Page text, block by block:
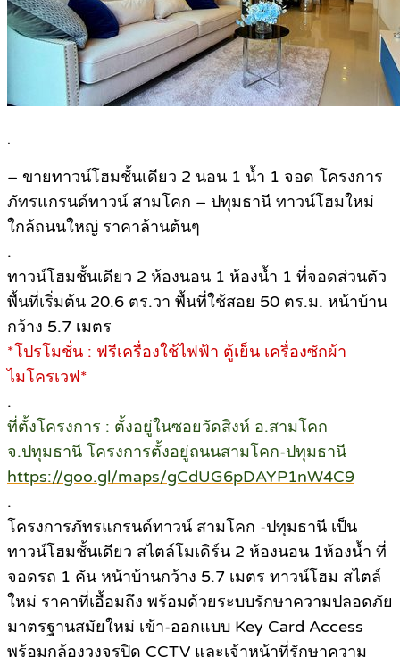
.
– ขายทาวน์โฮมชั้นเดียว 2 นอน 1 น้ำ 1 จอด โครงการ
ภัทรแกรนด์ทาวน์ สามโคก – ปทุมธานี ทาวน์โฮมใหม่
ใกล้ถนนใหญ่ ราคาล้านต้นๆ
.
ทาวน์โฮมชั้นเดียว 2 ห้องนอน 1 ห้องน้ำ 1 ที่จอดส่วนตัว
พื้นที่เริ่มต้น 20.6 ตร.วา พื้นที่ใช้สอย 50 ตร.ม. หน้าบ้าน
กว้าง 5.7 เมตร
*โปรโมชั่น : ฟรีเครื่องใช้ไฟฟ้า ตู้เย็น เครื่องซักผ้า
ไมโครเวฟ*
.
ที่ตั้งโครงการ : ตั้งอยู่ในซอยวัดสิงห์ อ.สามโคก
จ.ปทุมธานี โครงการตั้งอยู่ถนนสามโคก-ปทุมธานี
https://goo.gl/maps/gCdUG6pDAYP1nW4C9
.
โครงการภัทรแกรนด์ทาวน์ สามโคก -ปทุมธานี เป็น
ทาวน์โฮมชั้นเดียว สไตล์โมเดิร์น 2 ห้องนอน 1ห้องน้ำ ที่
จอดรถ 1 คัน หน้าบ้านกว้าง 5.7 เมตร ทาวน์โฮม สไตล์
ใหม่ ราคาที่เอื้อมถึง พร้อมด้วยระบบรักษาความปลอดภัย
มาตรฐานสมัยใหม่ เข้า-ออกแบบ Key Card Access
พร้อมกล้องวงจรปิด CCTV และเจ้าหน้าที่รักษาความ